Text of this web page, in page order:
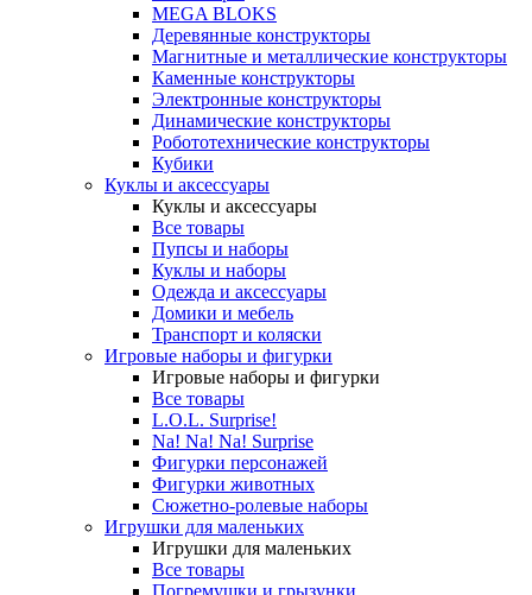
MEGA BLOKS
Деревянные конструкторы
Магнитные и металлические конструкторы
Каменные конструкторы
Электронные конструкторы
Динамические конструкторы
Робототехнические конструкторы
Кубики
Куклы и аксессуары
Куклы и аксессуары
Все товары
Пупсы и наборы
Куклы и наборы
Одежда и аксессуары
Домики и мебель
Транспорт и коляски
Игровые наборы и фигурки
Игровые наборы и фигурки
Все товары
L.O.L. Surprise!
Na! Na! Na! Surprise
Фигурки персонажей
Фигурки животных
Сюжетно-ролевые наборы
Игрушки для маленьких
Игрушки для маленьких
Все товары
Погремушки и грызунки